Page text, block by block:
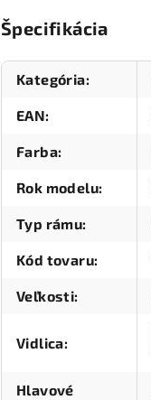
Špecifikácia
Kategória:
EAN:
Farba:
Rok modelu:
Typ rámu:
Kód tovaru:
Veľkosti:
Vidlica:
Hlavové